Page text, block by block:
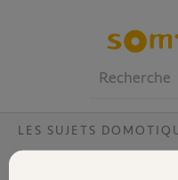
Volet
LES SUJETS
Changer